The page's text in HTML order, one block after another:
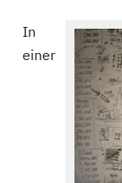
In
einer